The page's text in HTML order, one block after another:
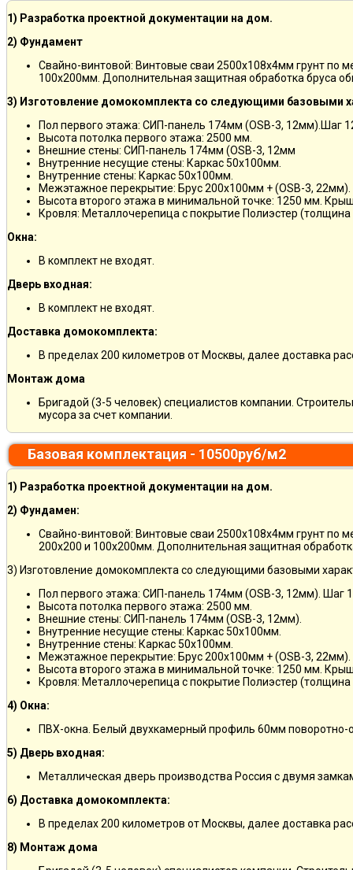
1) Разработка проектной документации на дом.
2) Фундамент
Свайно-винтовой: Винтовые сваи 2500х108х4мм грунт по
100х200мм. Дополнительная защитная обработка бруса
3) Изготовление домокомплекта со следующими базовыми
Пол первого этажа: СИП-панель 174мм (OSB-3, 12мм).Шаг
Высота потолка первого этажа: 2500 мм.
Внешние стены: СИП-панель 174мм (OSB-3, 12мм
Внутренние несущие стены: Каркас 50х100мм.
Внутренние стены: Каркас 50х100мм.
Межэтажное перекрытие: Брус 200х100мм + (OSB-3, 22мм).
Высота второго этажа в минимальной точке: 1250 мм.
Кровля: Металлочерепица с покрытие Полиэстер
Окна:
В комплект не входят.
Дверь входная:
В комплект не входят.
Доставка домокомплекта:
В пределах 200 километров от Москвы, далее доставка
Монтаж дома
Бригадой (3-5 человек) специалистов компании.
мусора за счет компании.
Базовая комплектация - 10500руб/м2
1) Разработка проектной документации на дом.
2) Фундамен:
Свайно-винтовой: Винтовые сваи 2500х108х4мм грунт по
200х200 и 100х200мм. Дополнительная защитная
3) Изготовление домокомплекта со следующими базовыми
Пол первого этажа: СИП-панель 174мм (OSB-3, 12мм). Шаг
Высота потолка первого этажа: 2500 мм.
Внешние стены: СИП-панель 174мм (OSB-3, 12мм).
Внутренние несущие стены: Каркас 50х100мм.
Внутренние стены: Каркас 50х100мм.
Межэтажное перекрытие: Брус 200х100мм + (OSB-3, 22мм).
Высота второго этажа в минимальной точке: 1250 мм.
Кровля: Металлочерепица с покрытие Полиэстер
4) Окна:
ПВХ-окна. Белый двухкамерный профиль 60мм поворотно-
5) Дверь входная:
Металлическая дверь производства Россия с двумя
6) Доставка домокомплекта:
В пределах 200 километров от Москвы, далее доставка
8) Монтаж дома